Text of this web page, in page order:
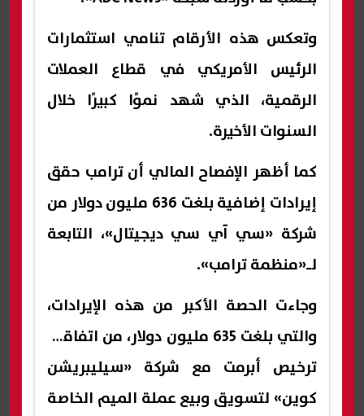
وتعكس هذه الأرقام تنامي استثمارات
الرئيس الأمريكي في قطاع العملات
الرقمية، الذي شهد نموًا كبيرًا خلال
السنوات الأخيرة.
كما أظهر الإفصاح المالي أن ترامب حقق
إيرادات إضافية بلغت 636 مليون دولار من
شركة «سي آي سي ديجيتال»، التابعة
لـ«منظمة ترامب».
وجاءت الحصة الأكبر من هذه الإيرادات،
والتي بلغت 635 مليون دولار، من اتفاقية
ترخيص أبرمت مع شركة «سيليبريشن
كوين» لتسويق وبيع عملة الميم الخاصة